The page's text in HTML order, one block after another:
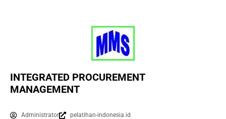
INTEGRATED PROCUREMENT
MANAGEMENT
Administrator pelatihan-indonesia.id